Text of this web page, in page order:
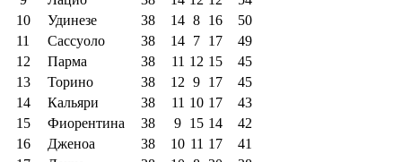
10
Удинезе 38 14 8 16
50
11
Сассуоло 38 14 7 17
49
12
Парма 38 11 12 15
45
13
Торино 38 12 9 17
45
14
Кальяри 38 11 10 17
43
15
Фиорентина 38 9 15 14
42
16
Дженоа 38 10 11 17
41